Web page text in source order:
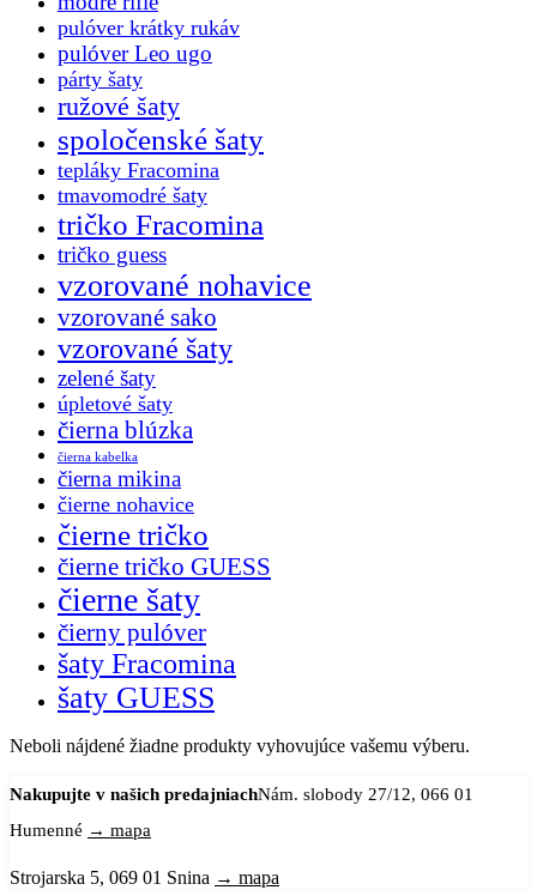
pulóver krátky rukáv
pulóver Leo ugo
párty šaty
ružové šaty
spoločenské šaty
tepláky Fracomina
tmavomodré šaty
tričko Fracomina
tričko guess
vzorované nohavice
vzorované sako
vzorované šaty
zelené šaty
úpletové šaty
čierna blúzka
čierna kabelka
čierna mikina
čierne nohavice
čierne tričko
čierne tričko GUESS
čierne šaty
čierny pulóver
šaty Fracomina
šaty GUESS
Neboli nájdené žiadne produkty vyhovujúce vašemu výberu.
Nakupujte v našich predajniachNám. slobody 27/12, 066 01
Humenné → mapa
Strojarska 5, 069 01 Snina → mapa